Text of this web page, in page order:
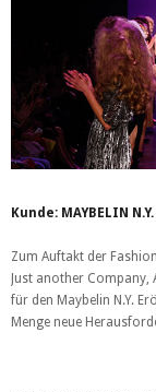
Kunde: MAYBELIN
Zum Auftakt der
Just another
für den Maybelin N.Y.
Menge neue